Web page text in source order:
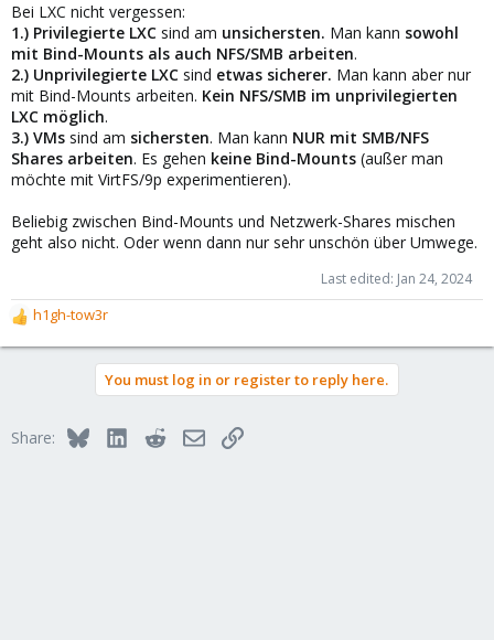
Bei LXC nicht vergessen:
1.) Privilegierte LXC sind am unsichersten. Man kann sowohl
mit Bind-Mounts als auch NFS/SMB arbeiten.
2.) Unprivilegierte LXC sind etwas sicherer. Man kann aber nur
mit Bind-Mounts arbeiten. Kein NFS/SMB im unprivilegierten
LXC möglich.
3.) VMs sind am sichersten. Man kann NUR mit SMB/NFS
Shares arbeiten. Es gehen keine Bind-Mounts (außer man
möchte mit VirtFS/9p experimentieren).
Beliebig zwischen Bind-Mounts und Netzwerk-Shares mischen
geht also nicht. Oder wenn dann nur sehr unschön über Umwege.
Last edited: Jan 24, 2024
R
e
o
h1gh-tow3r
You must log in or register to reply here.
Share: BlueskyLinkedInRedditEmailLink